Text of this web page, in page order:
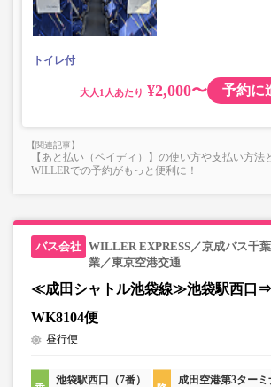
ない場合がございます。
・小人運賃は大人運賃の半額
・長時間の移動でも安心の車内トイレあり
トイレ付
大人 ¥2,000〜 予約に
【あと払い（ペイディ）】の使い方や支払い方法
WILLERでの予約がもっと便利に！
WILLER EXPRESS／京成バス千
業／東京空港交通
≪成田シャトル池袋線≫池袋駅西口
WK8104便
昼行便
池袋駅西口（7番）
成田空港第3ター